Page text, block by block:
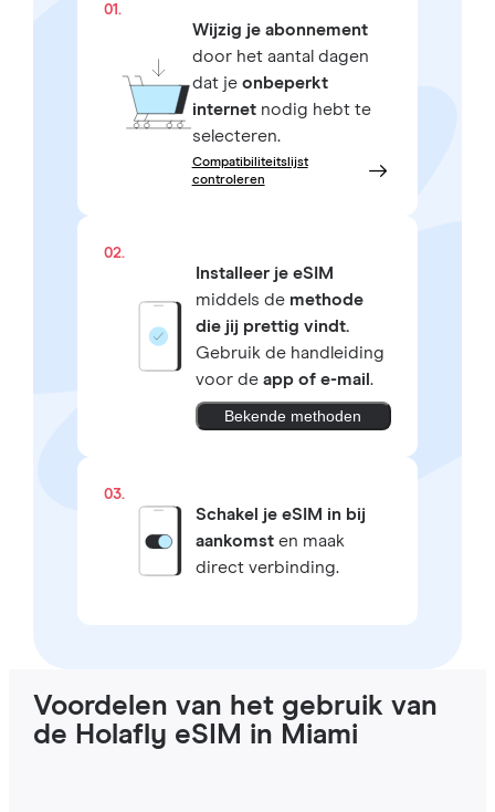
01.
Wijzig je abonnement
door het aantal dagen
dat je onbeperkt
internetnodig hebt te
selecteren.
Compatibiliteitslijst
controleren
02.
Installeer je eSIM
middels de methode
die jij prettig vindt.
Gebruik de handleiding
voor de app of e-mail .
Bekende methoden
03.
Schakel je eSIM in bij
aankomsten maak
direct verbinding.
Voordelen van het gebruik van
de Holafly eSIM in Miami